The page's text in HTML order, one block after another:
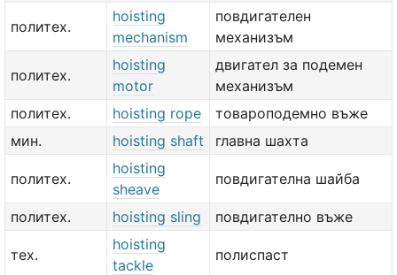
политех.
hoisting
mechanism
повдигателен
механизъм
политех.
hoisting
motor
двигател за подемен
механизъм
политех.
hoisting rope
товароподемно въже
мин.
hoisting shaft главна шахта
политех.
hoisting
sheave
повдигателна шайба
политех. hoisting sling повдигателно въже
тех.
hoisting
tackle
полиспаст